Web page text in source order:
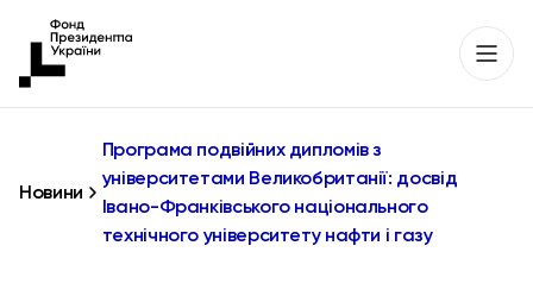
Новини
Програма подвійних дипломів з
університетами Великобританії: досвід
Івано-Франківського національного
технічного університету нафти і газу